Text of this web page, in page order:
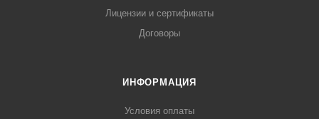
Лицензии и сертификаты
Договоры
ИНФОРМАЦИЯ
Условия оплаты